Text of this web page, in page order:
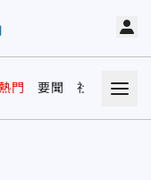
門 要聞 社會 娛樂